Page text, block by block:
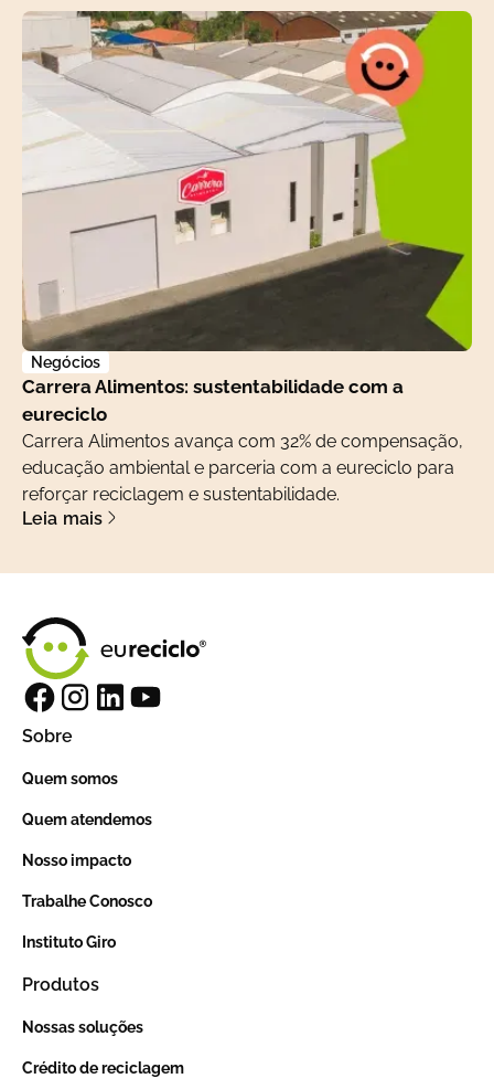
Negócios
Carrera Alimentos: sustentabilidade com a
eureciclo
Carrera Alimentos avança com 32% de compensação,
educação ambiental e parceria com a eureciclo para
reforçar reciclagem e sustentabilidade.
Leia mais
Sobre
Quem somos
Quem atendemos
Nosso impacto
Trabalhe Conosco
Instituto Giro
Produtos
Nossas soluções
Crédito de reciclagem